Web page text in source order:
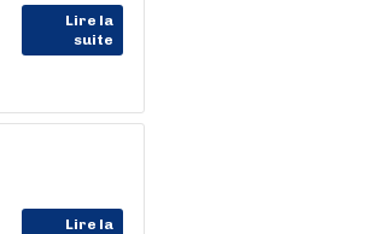
Lire la
suite
Lire la